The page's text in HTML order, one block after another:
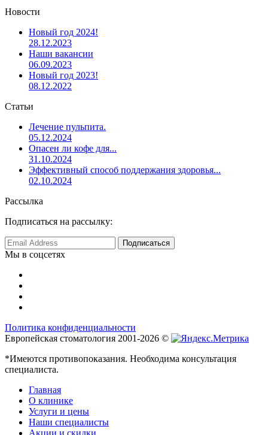
Новости
Новый год 2024!
28.12.2023
Наши вакансии
06.09.2023
Новый год 2023!
08.12.2022
Статьи
Лечение пульпита.
05.12.2024
Опасен ли кофе для...
31.10.2024
Эффективный способ поддержания здоровья...
02.10.2024
Рассылка
Подписаться на рассылку:
Мы в соцсетях
Политика конфиденциальности
Европейская стоматология 2001-2026 ©
*Имеются противопоказания. Необходима консультация
специалиста.
Главная
О клинике
Услуги и цены
Наши специалисты
Акции и скидки